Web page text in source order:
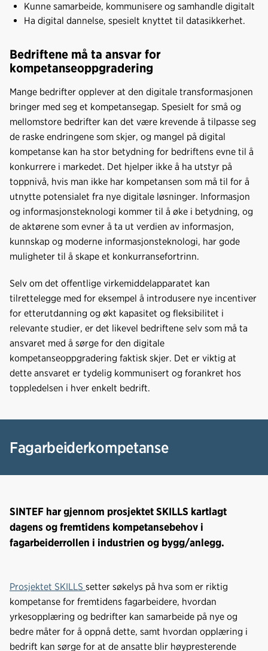
Kunne samarbeide, kommunisere og samhandle digitalt
Ha digital dannelse, spesielt knyttet til datasikkerhet.
Bedriftene må ta ansvar for
kompetanseoppgradering
Mange bedrifter opplever at den digitale transformasjonen
bringer med seg et kompetansegap. Spesielt for små og
mellomstore bedrifter kan det være krevende å tilpasse seg
de raske endringene som skjer, og mangel på digital
kompetanse kan ha stor betydning for bedriftens evne til å
konkurrere i markedet. Det hjelper ikke å ha utstyr på
toppnivå, hvis man ikke har kompetansen som må til for å
utnytte potensialet fra nye digitale løsninger. Informasjon
og informasjonsteknologi kommer til å øke i betydning, og
de aktørene som evner å ta ut verdien av informasjon,
kunnskap og moderne informasjonsteknologi, har gode
muligheter til å skape et konkurransefortrinn.
Selv om det offentlige virkemiddelapparatet kan
tilrettelegge med for eksempel å introdusere nye incentiver
for etterutdanning og økt kapasitet og fleksibilitet i
relevante studier, er det likevel bedriftene selv som må ta
ansvaret med å sørge for den digitale
kompetanseoppgradering faktisk skjer. Det er viktig at
dette ansvaret er tydelig kommunisert og forankret hos
toppledelsen i hver enkelt bedrift.
Fagarbeiderkompetanse
SINTEF har gjennom prosjektet SKILLS kartlagt
dagens og fremtidens kompetansebehov i
fagarbeiderrollen i industrien og bygg/anlegg.
Prosjektet SKILLS setter søkelys på hva som er riktig
kompetanse for fremtidens fagarbeidere, hvordan
yrkesopplæring og bedrifter kan samarbeide på nye og
bedre måter for å oppnå dette, samt hvordan opplæring i
bedrift kan sørge for at de ansatte blir høypresterende